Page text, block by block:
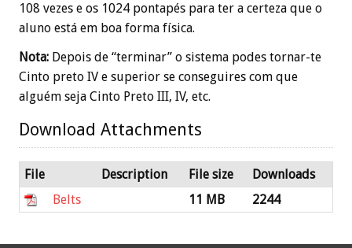
108 vezes e os 1024 pontapés para ter a certeza que o
aluno está em boa forma física.
Nota: Depois de “terminar” o sistema podes tornar-te
Cinto preto IV e superior se conseguires com que
alguém seja Cinto Preto III, IV, etc.
Download Attachments
File Description File size
Downloads
Belts
11 MB 2244